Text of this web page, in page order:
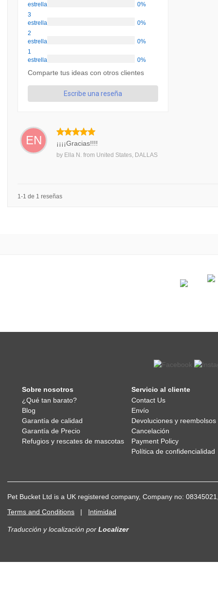
estrellas
0%
3
estrellas
0%
2
estrellas
0%
1
estrellas
0%
Comparte tus ideas con otros clientes
Escribe una reseña
EN ¡¡¡¡Gracias!!!!
by Ella N. from United States, DALLAS
1-1 de 1 reseñas
Sobre nosotros
¿Qué tan barato?
Blog
Garantía de calidad
Garantía de Precio
Refugios y rescates de mascotas
Servicio al cliente
Contact Us
Envío
Devoluciones y reembolsos
Cancelación
Payment Policy
Política de confidencialidad
Pet Bucket Ltd is a UK registered company, Company no:
Terms and Conditions | Intimidad
Traducción y localización por Localizer